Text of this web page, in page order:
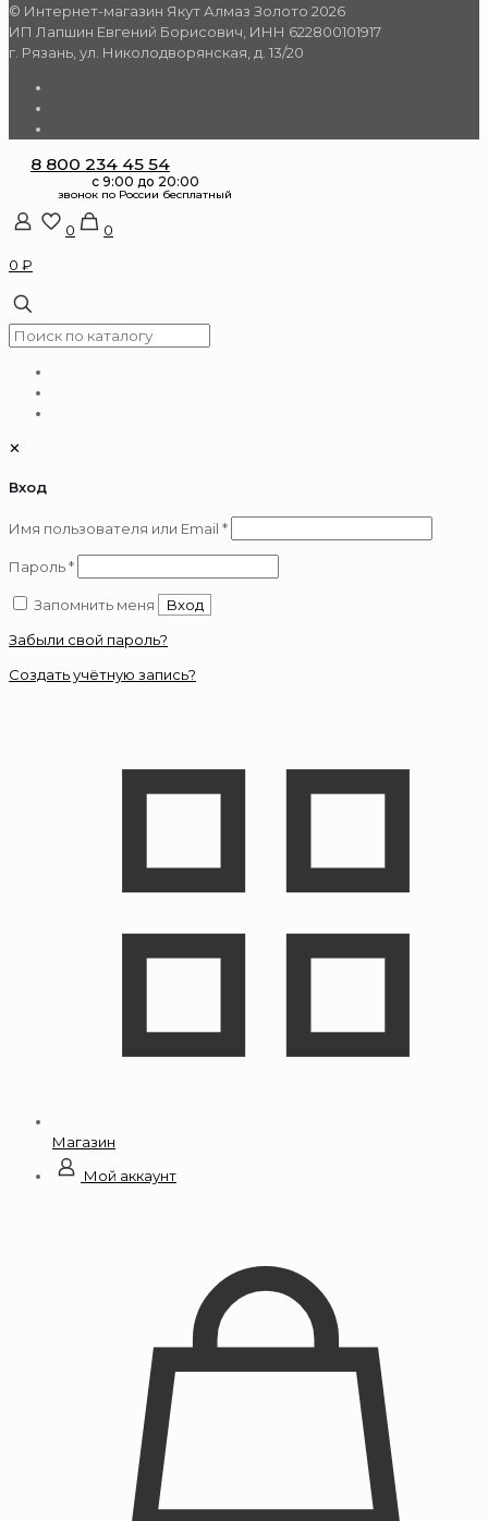
© Интернет-магазин Якут Алмаз Золото 2026
ИП Лапшин Евгений Борисович, ИНН 622800101917
г. Рязань, ул. Николодворянская, д. 13/20
8 800 234 45 54
0
0
0 ₽
✕
Вход
Имя пользователя или Email *Обязательно
Пароль*Обязательно
Запомнить меня
Вход
Забыли свой пароль?
Создать учётную запись?
Магазин
Мой аккаунт